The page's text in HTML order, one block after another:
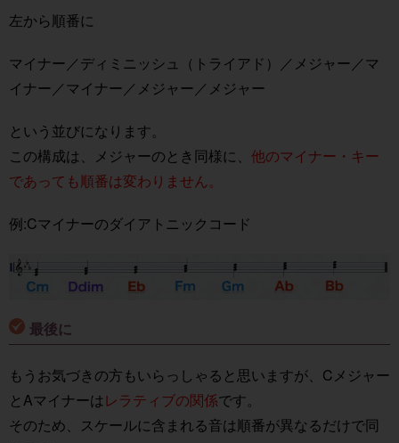
左から順番に
マイナー／ディミニッシュ（トライアド）／メジャー／マ
イナー／マイナー／メジャー／メジャー
という並びになります。
この構成は、メジャーのとき同様に、 他のマイナー・キー
であっても順番は変わりません。
例:Cマイナーのダイアトニックコード
最後に
もうお気づきの方もいらっしゃると思いますが、Cメジャー
とAマイナーはレラティブの関係です。
そのため、スケールに含まれる音は順番が異なるだけで同